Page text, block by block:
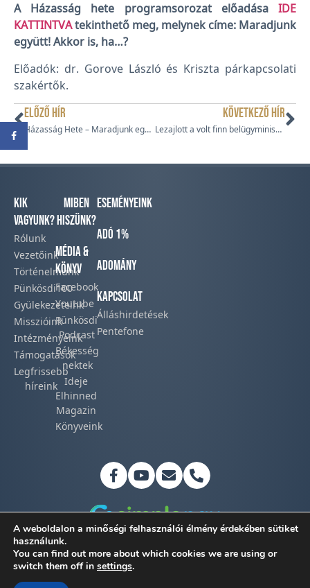
A Házasság hete programsorozat előadása IDE
KATTINTVAtekinthető meg, melynek címe: Maradjunk
együtt! Akkor is, ha…?
Előadók: dr. Gorove László és Kriszta párkapcsolati
szakértők.
ELŐZŐ HÍR
Házasság Hete – Maradjunk együtt!
KÖVETKEZŐ HÍR
Lezajlott a volt finn belügyminiszter pere
Kik
vagyunk?
Rólunk
Vezetőink
Történelmünk​
Pünkösdi100
Gyülekezeteink​
Misszióink​
Intézményeink
Támogatások
Legfrissebb
híreink​
Miben
hiszünk?
Média &
Könyv
Facebook​
Youtube
Pünkösdi
Podcast​
Békesség
nektek
Ideje
Elhinned
Magazin
Könyveink
Eseményeink
Adó 1%
Adomány
Kapcsolat
Álláshirdetések
Pentefone
Adatkezelési tájékoztató
A weboldalon a minőségi felhasználói élmény érdekében sütiket
használunk.
You can find out more about which cookies we are using or
switch them off in settings.